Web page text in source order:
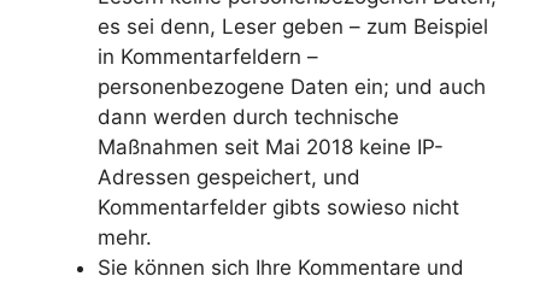
es sei denn, Leser geben – zum Beispiel
in Kommentarfeldern –
personenbezogene Daten ein; und auch
dann werden durch technische
Maßnahmen seit Mai 2018 keine IP-
Adressen gespeichert, und
Kommentarfelder gibts sowieso nicht
mehr.
Sie können sich Ihre Kommentare und